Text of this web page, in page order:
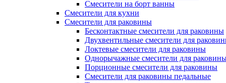
Смесители на борт ванны
Смесители для кухни
Смесители для раковины
Бесконтактные смесители для раковины
Двухвентильные смесители для
Локтевые смесители для раковины
Однорычажные смесители для
Порционные смесители для раковины
Смесители для раковины педальные